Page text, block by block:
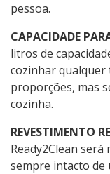
pessoa.
CAPACIDADE
litros de
cozinhar qualquer
proporções, mas
cozinha.
REVESTIMENTO
Ready2Clean
sempre intacto de